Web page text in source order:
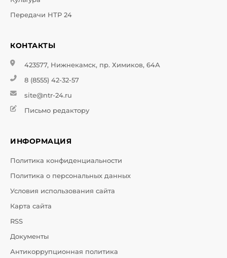
Передачи НТР 24
КОНТАКТЫ
423577, Нижнекамск, пр. Химиков, 64А
8 (8555) 42-32-57
site@ntr-24.ru
Письмо редактору
ИНФОРМАЦИЯ
Политика конфиденциальности
Политика о персональных данных
Условия использования сайта
Карта сайта
RSS
Документы
Антикоррупционная политика